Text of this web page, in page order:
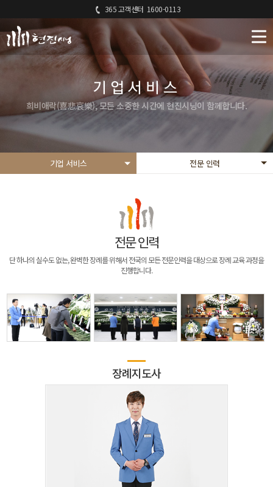
365 고객센터 1600-0113
기업서비스
희비애락(喜悲哀樂), 모든 소중한 시간에 현진시닝이 함께합니다.
기업 서비스 전문 인력
전문 인력
단 하나의 실수도 없는, 완벽한 장례를 위해서 전국의 모든 전문인력을 대상으로 장례 교육 과정을
진행합니다.
장례지도사